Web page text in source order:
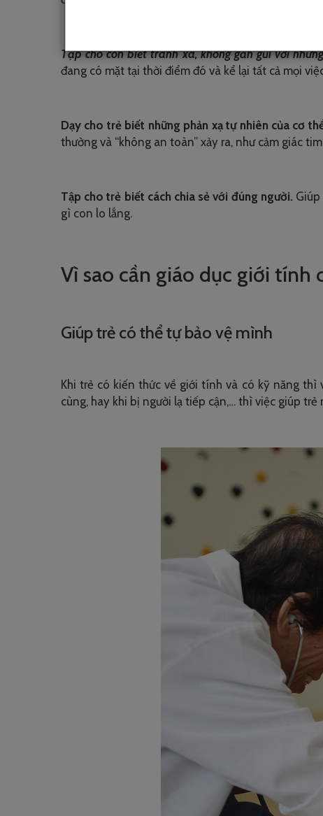
Tập cho con biết tránh xa, không gần gũi với
đang có mặt tại thời điểm đó và kể lại tất cả mọi
Dạy cho trẻ biết những phản xạ tự nhiên của cơ
thường và “không an toàn” xảy ra, như cảm giác
Tập cho trẻ biết cách chia sẻ với đúng người.
gì con lo lắng.
Vì sao cần giáo dục giới tính
Giúp trẻ có thể tự bảo vệ mình
Khi trẻ có kiến thức về giới tính và có kỹ năng
cùng, hay khi bị người lạ tiếp cận,… thì việc giúp